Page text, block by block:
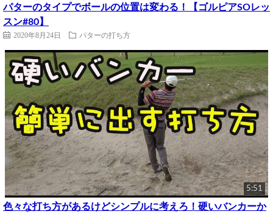
パターのタイプでボールの位置は変わる！【ゴルピアSOレッ
スン#80】
2020年8月24日 パターの打ち方
5:51
色々な打ち方があるけどシンプルに考えろ！硬いバンカーか